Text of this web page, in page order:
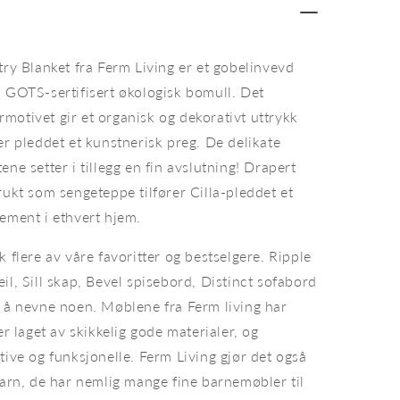
Ferm Living.
Blanket
Blanket fra Ferm Living er et gobelinvevd
GOTS-sertifisert økologisk bomull. Det
gir et organisk og dekorativt uttrykk
pleddet et kunstnerisk preg. De delikate
setter i tillegg en fin avslutning! Drapert
som sengeteppe tilfører Cilla-pleddet et
i ethvert hjem.
flere av våre favoritter og bestselgere. Ripple
Sill skap, Bevel spisebord, Distinct sofabord
nevne noen. Møblene fra Ferm living har
laget av skikkelig gode materialer, og
og funksjonelle. Ferm Living gjør det også
de har nemlig mange fine barnemøbler til